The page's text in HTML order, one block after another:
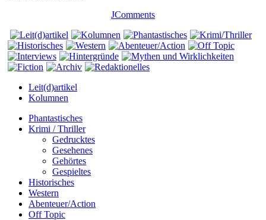
JComments
Leit(d)artikel
Kolumnen
Phantastisches
Krimi / Thriller
Gedrucktes
Gesehenes
Gehörtes
Gespieltes
Historisches
Western
Abenteuer/Action
Off Topic